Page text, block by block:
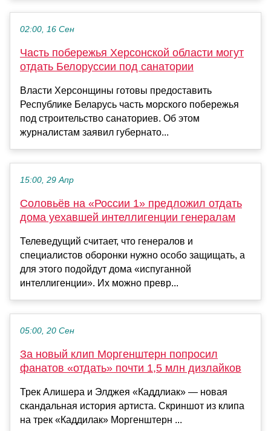
02:00, 16 Сен
Часть побережья Херсонской области могут
отдать Белоруссии под санатории
Власти Херсонщины готовы предоставить
Республике Беларусь часть морского побережья
под строительство санаториев. Об этом
журналистам заявил губернато...
15:00, 29 Апр
Соловьёв на «России 1» предложил отдать
дома уехавшей интеллигенции генералам
Телеведущий считает, что генералов и
специалистов оборонки нужно особо защищать, а
для этого подойдут дома «испуганной
интеллигенции». Их можно превр...
05:00, 20 Сен
За новый клип Моргенштерн попросил
фанатов «отдать» почти 1,5 млн дизлайков
Трек Алишера и Элджея «Каддлиак» — новая
скандальная история артиста. Скриншот из клипа
на трек «Каддилак» Моргенштерн ...